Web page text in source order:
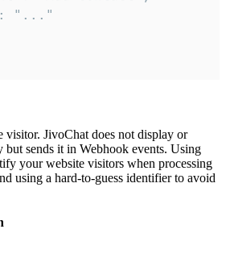
"..."
visitor. JivoChat does not display or
sends it in Webhook events. Using
your website visitors when processing
using a hard-to-guess identifier to avoid